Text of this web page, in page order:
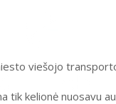
viešojo
tik kelionė nuosavu